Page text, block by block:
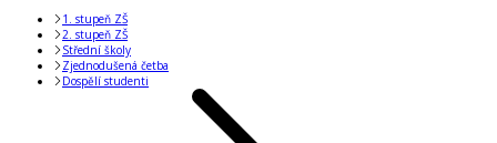
1. stupeň ZŠ
2. stupeň ZŠ
Střední školy
Zjednodušená četba
Dospělí studenti